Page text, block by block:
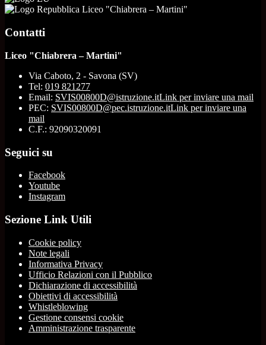
Liceo "Chiabrera – Martini"
Contatti
Liceo "Chiabrera – Martini"
Via Caboto, 2 - Savona (SV)
Tel: 019 821277
Email: SVIS00800D@istruzione.itLink per inviare una mail
PEC: SVIS00800D@pec.istruzione.itLink per inviare una
mail
C.F.: 92090320091
Seguici su
Facebook
Youtube
Instagram
Sezione Link Utili
Cookie policy
Note legali
Informativa Privacy
Ufficio Relazioni con il Pubblico
Dichiarazione di accessibilità
Obiettivi di accessibilità
Whistleblowing
Gestione consensi cookie
Amministrazione trasparente